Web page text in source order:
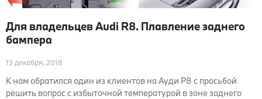
Для владельцев Audi R8. Плавление заднего
бампера
13 декабря, 2018
К нам обратился один из клиентов на Ауди Р8 с просьбой
решить вопрос с избыточной температурой в зоне заднего